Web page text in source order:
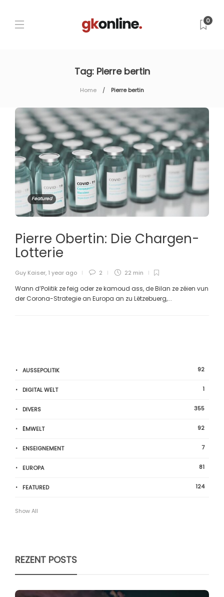
0
Tag: Pierre bertin
Home Pierre bertin
Featured
Pierre Obertin: Die Chargen-
Lotterie
Guy Kaiser, 1 year ago 2 22 min
Wann d’Politik ze feig oder ze kamoud ass, de Bilan ze zéien vun
der Corona-Strategie an Europa an zu Lëtzebuerg,...
AUSSEPOLITIK 92
DIGITAL WELT 1
DIVERS 355
ËMWELT 92
ENSEIGNEMENT 7
EUROPA 81
FEATURED 124
Show All
REZENT POSTS